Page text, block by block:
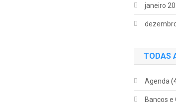
janeiro
TODAS
Agenda
Bancos e